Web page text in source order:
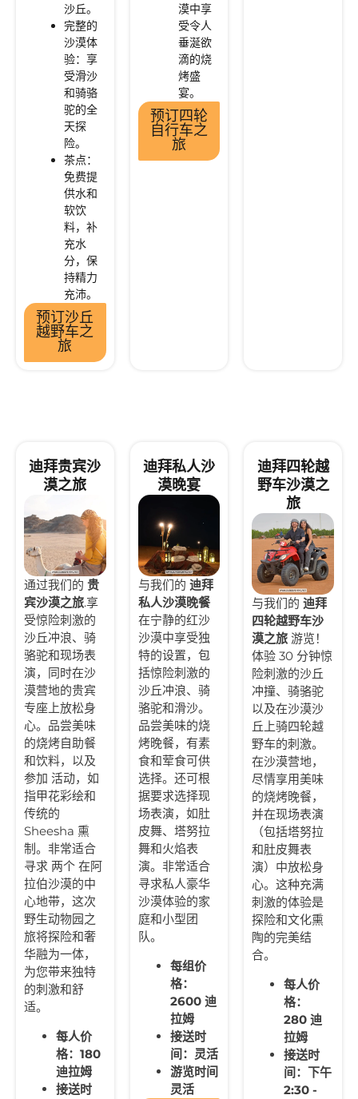
沙丘。
完整的
沙漠体
验：享
受滑沙
和骑骆
驼的全
天探
险。
茶点：
免费提
供水和
软饮
料，补
充水
分，保
持精力
充沛。
预订沙丘
越野车之
旅
漠中享
受令人
垂涎欲
滴的烧
烤盛
宴。
预订四轮
自行车之
旅
迪拜贵宾沙
漠之旅
通过我们的 贵
宾沙漠之旅.享
受惊险刺激的
沙丘冲浪、骑
骆驼和现场表
演，同时在沙
漠营地的贵宾
专座上放松身
心。品尝美味
的烧烤自助餐
和饮料，以及
参加 活动，如
指甲花彩绘和
传统的
Sheesha 熏
制。非常适合
寻求 两个 在阿
拉伯沙漠的中
心地带，这次
野生动物园之
旅将探险和奢
华融为一体，
为您带来独特
的刺激和舒
适。
每人价
格：180
迪拉姆
接送时
迪拜私人沙
漠晚宴
与我们的 迪拜
私人沙漠晚餐
在宁静的红沙
沙漠中享受独
特的设置，包
括惊险刺激的
沙丘冲浪、骑
骆驼和滑沙。
品尝美味的烧
烤晚餐，有素
食和荤食可供
选择。还可根
据要求选择现
场表演，如肚
皮舞、塔努拉
舞和火焰表
演。非常适合
寻求私人豪华
沙漠体验的家
庭和小型团
队。
每组价
格：
2600 迪
拉姆
接送时
间：灵活
游览时间
灵活
迪拜四轮越
野车沙漠之
旅
与我们的迪拜
四轮越野车沙
漠之旅 游览！
体验 30 分钟惊
险刺激的沙丘
冲撞、骑骆驼
以及在沙漠沙
丘上骑四轮越
野车的刺激。
在沙漠营地，
尽情享用美味
的烧烤晚餐，
并在现场表演
（包括塔努拉
和肚皮舞表
演）中放松身
心。这种充满
刺激的体验是
探险和文化熏
陶的完美结
合。
每人价
格：
280 迪
拉姆
接送时
间：下午
2:30 -